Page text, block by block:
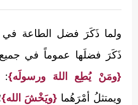
ولما ذَكَرَ فضل الطاعة
ذَكَرَ فضلَها عموماً في جميع
{ومَنْ يُطِع اللهَ ورسولَه}:
ويمتثلُ أمْرَهُما {ويَخْشَ الله}